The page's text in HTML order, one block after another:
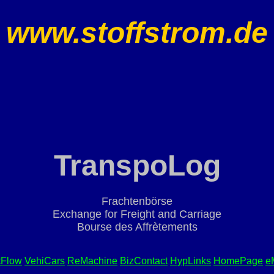
www.stoffstrom.de
TranspoLog
Frachtenbörse
Exchange for Freight and Carriage
Bourse des Affrètements
VehiCars ReMachine BizContact HypLinks HomePage